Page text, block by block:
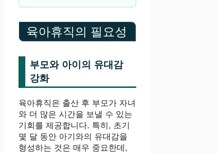
육아휴직의 필요성
부모와 아이의 유대감
강화
육아휴직은 출산 후 부모가 자녀
와 더 많은 시간을 보낼 수 있는
기회를 제공합니다. 특히, 초기
몇 달 동안 아기와의 유대감을
형성하는 것은 매우 중요한데,